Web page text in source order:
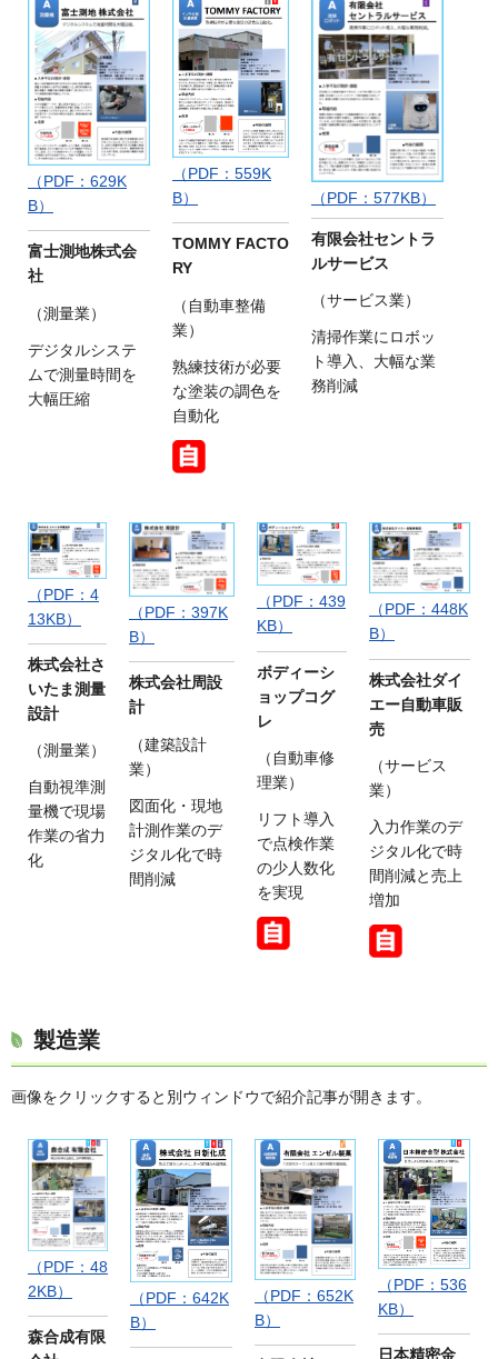
（PDF：629K
B）
富士測地株式会
社
（測量業）
デジタルシステ
ムで測量時間を
大幅圧縮
（PDF：559K
B）
TOMMY FACTO
RY
（自動車整備
業）
熟練技術が必要
な塗装の調色を
自動化
（PDF：577KB）
有限会社セントラ
ルサービス
（サービス業）
清掃作業にロボッ
ト導入、大幅な業
務削減
（PDF：4
13KB）
株式会社さ
いたま測量
設計
（測量業）
自動視準測
量機で現場
作業の省力
化
（PDF：397K
B）
株式会社周設
計
（建築設計
業）
図面化・現地
計測作業のデ
ジタル化で時
間削減
（PDF：439
KB）
ボディーシ
ョップコグ
レ
（自動車修
理業）
リフト導入
で点検作業
の少人数化
を実現
（PDF：448K
B）
株式会社ダイ
エー自動車販
売
（サービス
業）
入力作業のデ
ジタル化で時
間削減と売上
増加
製造業
画像をクリックすると別ウィンドウで紹介記事が開きます。
（PDF：48
2KB）
森合成有限
（PDF：642K
B）
（PDF：652K
B）
（PDF：536
KB）
日本精密金